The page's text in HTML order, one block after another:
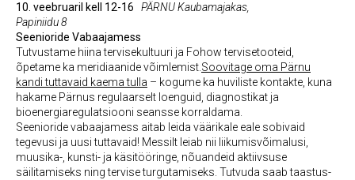
10. veebruaril kell 12-16
PÄRNU Kaubamajakas,
Papiniidu 8
Seenioride Vabaajamess
Tutvustame hiina tervisekultuuri ja Fohow tervisetooteid,
õpetame ka meridiaanide võimlemist. Soovitage oma Pärnu
kandi tuttavaid kaema tulla – kogume ka huviliste kontakte, kuna
hakame Pärnus regulaarselt loenguid, diagnostikat ja
bioenergiaregulatsiooni seansse korraldama.
Seenioride vabaajamess aitab leida väärikale eale sobivaid
tegevusi ja uusi tuttavaid! Messilt leiab nii liikumisvõimalusi,
muusika-, kunsti- ja käsitööringe, nõuandeid aktiivsuse
säilitamiseks ning tervise turgutamiseks. Tutvuda saab taastus-